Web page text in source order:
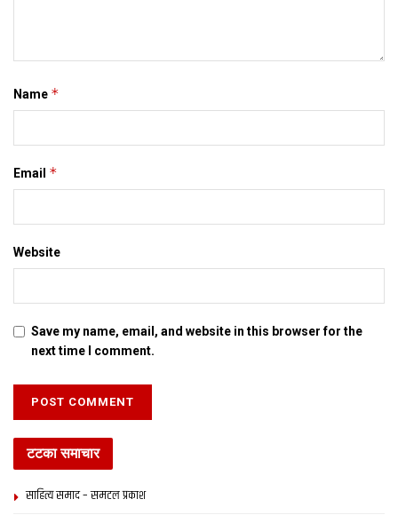
Name *
Email *
Website
Save my name, email, and website in this browser for the
next time I comment.
टटका समाचार
साहित्य समाद – समटल प्रकाश